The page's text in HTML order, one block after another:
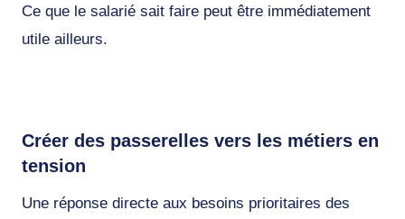
Ce que le salarié sait faire peut être immédiatement
utile ailleurs.
Créer des passerelles vers les métiers en
tension
Une réponse directe aux besoins prioritaires des